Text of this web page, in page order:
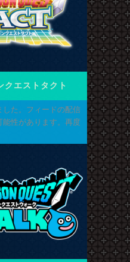
クエストタクト
した。フィードの配信
能性があります。再度